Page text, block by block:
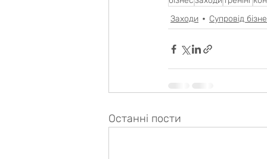
Заходи
Супровід
Останні пости